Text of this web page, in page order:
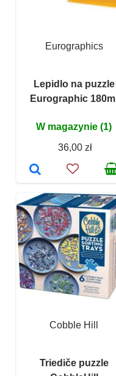
Eurographics
Lepidlo na puzzle
Eurographic 180ml
W magazynie (1)
36,00 zł
Cobble Hill
Triediče puzzle